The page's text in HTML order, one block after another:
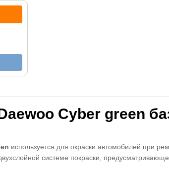
Cyber green
используется для окраски автомобилей при
системе покраски,